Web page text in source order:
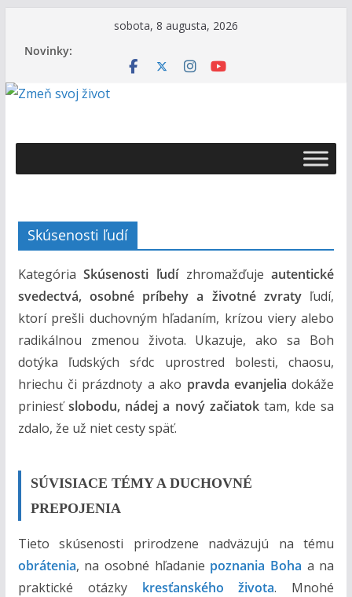
sobota, 8 augusta, 2026
Novinky:
s
B
o
h
o
m
Skúsenosti ľudí
KategóriaSkúsenosti ľudízhromažďujeautentické
svedectvá, osobné príbehy a životné zvraty ľudí,
ktorí prešli duchovným hľadaním, krízou viery alebo
radikálnou zmenou života. Ukazuje, ako sa Boh
dotýka ľudských sŕdc uprostred bolesti, chaosu,
hriechu či prázdnoty a ako pravda evanjelia dokáže
priniesťslobodu, nádej a nový začiatoktam, kde sa
zdalo, že už niet cesty späť.
SÚVISIACE TÉMY A DUCHOVNÉ
PREPOJENIA
Tieto skúsenosti prirodzene nadväzujú na tému
obrátenia, na osobné hľadanie poznania Boha a na
praktické otázky kresťanského života. Mnohé